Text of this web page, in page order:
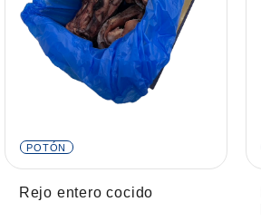
POTÓN
Rejo entero cocido